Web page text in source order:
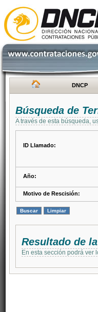
DNCP
Búsqueda de
A través de esta búsqueda,
ID Llamado:
Año:
Motivo de Rescisión:
Resultado de
En esta sección podrá ver